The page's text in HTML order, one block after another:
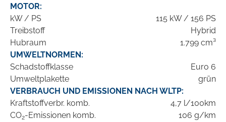
MOTOR:
kW / PS
115 kW / 156 PS
Treibstoff
Hybrid
Hubraum
1.799 cm³
UMWELTNORMEN:
Schadstoffklasse
Euro 6
Umweltplakette
grün
VERBRAUCH UND EMISSIONEN NACH WLTP:
Kraftstoffverbr. komb.
4,7 l/100km
CO2-Emissionen komb.
106 g/km